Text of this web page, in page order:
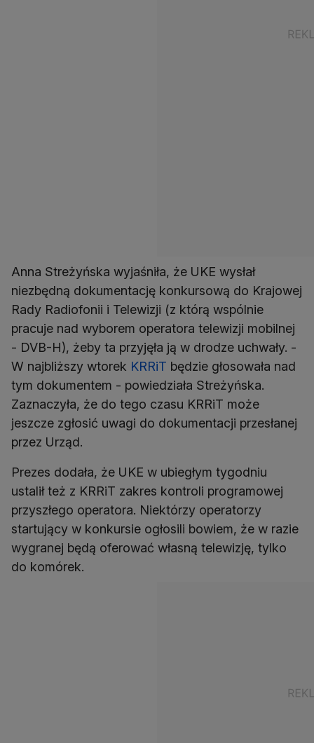
Anna Streżyńska wyjaśniła, że UKE wysłał
niezbędną dokumentację konkursową do Krajowej
Rady Radiofonii i Telewizji (z którą wspólnie
pracuje nad wyborem operatora telewizji mobilnej
- DVB-H), żeby ta przyjęła ją w drodze uchwały. -
W najbliższy wtorek KRRiT będzie głosowała nad
tym dokumentem - powiedziała Streżyńska.
Zaznaczyła, że do tego czasu KRRiT może
jeszcze zgłosić uwagi do dokumentacji przesłanej
przez Urząd.
Prezes dodała, że UKE w ubiegłym tygodniu
ustalił też z KRRiT zakres kontroli programowej
przyszłego operatora. Niektórzy operatorzy
startujący w konkursie ogłosili bowiem, że w razie
wygranej będą oferować własną telewizję, tylko
do komórek.